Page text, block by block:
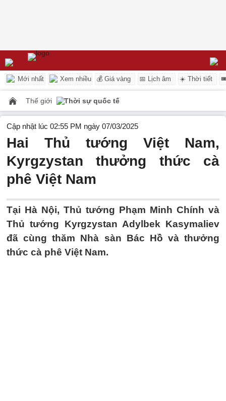
Mới nhất Xem nhiều 💰 Giá vàng 📅 Lịch âm ☀️ Thời tiết
Thế giới Thời sự quốc tế
Cập nhật lúc 02:55 PM ngày 07/03/2025
Hai Thủ tướng Việt Nam,
Kyrgzystan thưởng thức cà
phê Việt Nam
Tại Hà Nội, Thủ tướng Phạm Minh Chính và
Thủ tướng Kyrgzystan Adylbek Kasymaliev
đã cùng thăm Nhà sàn Bác Hồ và thưởng
thức cà phê Việt Nam.